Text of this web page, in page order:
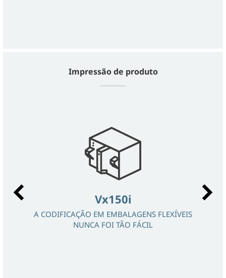
Impressão de produto
Vx150i
A CODIFICAÇÃO EM EMBALAGENS FLEXÍVEIS
NUNCA FOI TÃO FÁCIL